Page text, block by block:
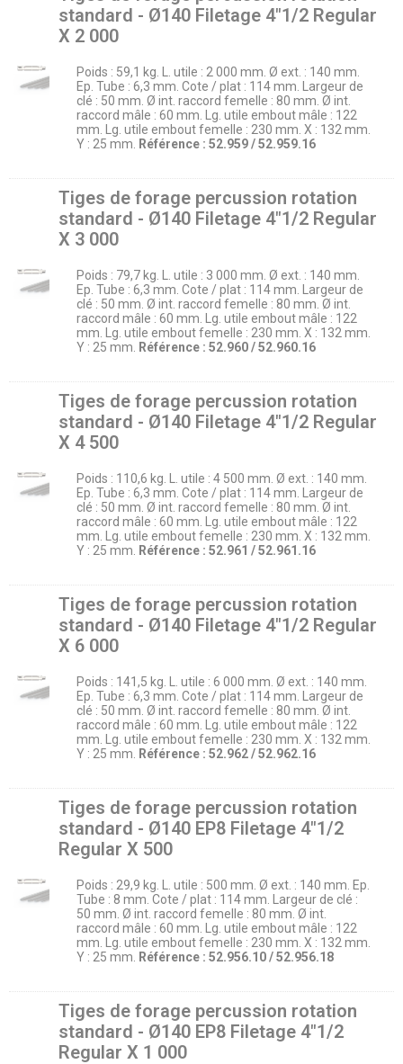
standard - Ø140 Filetage 4″1/2 Regular
X 2 000
Poids : 59,1 kg. L. utile : 2 000 mm. Ø ext. : 140 mm.
Ep. Tube : 6,3 mm. Cote / plat : 114 mm. Largeur de
clé : 50 mm. Ø int. raccord femelle : 80 mm. Ø int.
raccord mâle : 60 mm. Lg. utile embout mâle : 122
mm. Lg. utile embout femelle : 230 mm. X : 132 mm.
Y : 25 mm.
Référence : 52.959 / 52.959.16
Tiges de forage percussion rotation
standard - Ø140 Filetage 4″1/2 Regular
X 3 000
Poids : 79,7 kg. L. utile : 3 000 mm. Ø ext. : 140 mm.
Ep. Tube : 6,3 mm. Cote / plat : 114 mm. Largeur de
clé : 50 mm. Ø int. raccord femelle : 80 mm. Ø int.
raccord mâle : 60 mm. Lg. utile embout mâle : 122
mm. Lg. utile embout femelle : 230 mm. X : 132 mm.
Y : 25 mm.
Référence : 52.960 / 52.960.16
Tiges de forage percussion rotation
standard - Ø140 Filetage 4″1/2 Regular
X 4 500
Poids : 110,6 kg. L. utile : 4 500 mm. Ø ext. : 140 mm.
Ep. Tube : 6,3 mm. Cote / plat : 114 mm. Largeur de
clé : 50 mm. Ø int. raccord femelle : 80 mm. Ø int.
raccord mâle : 60 mm. Lg. utile embout mâle : 122
mm. Lg. utile embout femelle : 230 mm. X : 132 mm.
Y : 25 mm.
Référence : 52.961 / 52.961.16
Tiges de forage percussion rotation
standard - Ø140 Filetage 4″1/2 Regular
X 6 000
Poids : 141,5 kg. L. utile : 6 000 mm. Ø ext. : 140 mm.
Ep. Tube : 6,3 mm. Cote / plat : 114 mm. Largeur de
clé : 50 mm. Ø int. raccord femelle : 80 mm. Ø int.
raccord mâle : 60 mm. Lg. utile embout mâle : 122
mm. Lg. utile embout femelle : 230 mm. X : 132 mm.
Y : 25 mm.
Référence : 52.962 / 52.962.16
Tiges de forage percussion rotation
standard - Ø140 EP8 Filetage 4″1/2
Regular X 500
Poids : 29,9 kg. L. utile : 500 mm. Ø ext. : 140 mm. Ep.
Tube : 8 mm. Cote / plat : 114 mm. Largeur de clé :
50 mm. Ø int. raccord femelle : 80 mm. Ø int.
raccord mâle : 60 mm. Lg. utile embout mâle : 122
mm. Lg. utile embout femelle : 230 mm. X : 132 mm.
Y : 25 mm.
Référence : 52.956.10 / 52.956.18
Tiges de forage percussion rotation
standard - Ø140 EP8 Filetage 4″1/2
Regular X 1 000